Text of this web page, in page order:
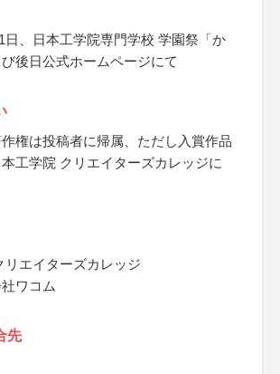
日、日本工学院専門学校 学園祭「か
後日公式ホームページにて
権は投稿者に帰属、ただし入賞作品
工学院 クリエイターズカレッジに
リエイターズカレッジ
ワコム
先